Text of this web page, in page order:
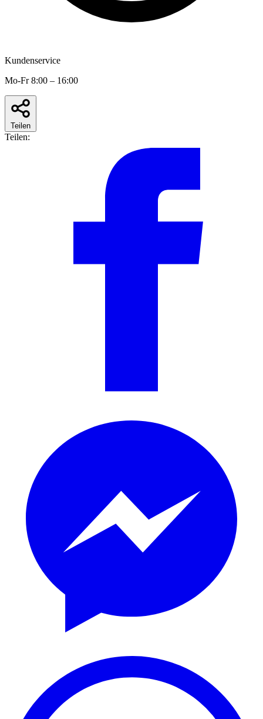
Kundenservice
Mo-Fr 8:00 – 16:00
Teilen
Teilen: